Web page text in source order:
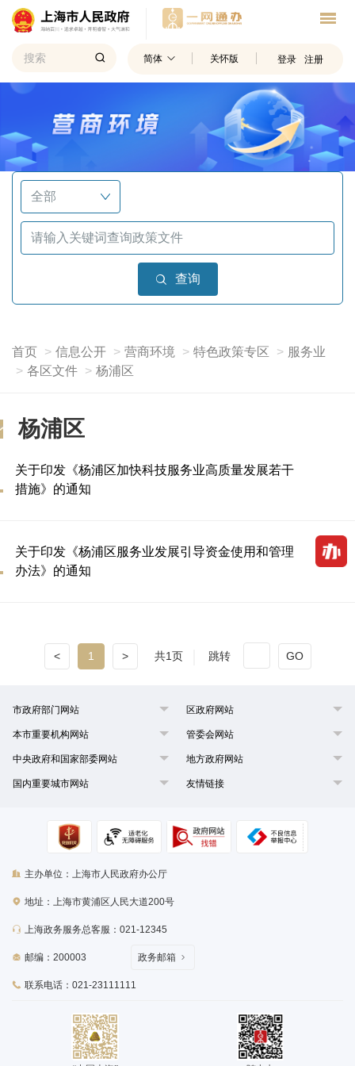
简体 关怀版 登录 注册
查询
首页 信息公开 营商环境 特色政策专区
服务业
各区文件
杨浦区
杨浦区
关于印发《杨浦区加快科技服务业高质量发展若干
措施》的通知
关于印发《杨浦区服务业发展引导资金使用和管理
办法》的通知
< 1 > 共1页 跳转 GO
市政府部门网站 区政府网站
本市重要机构网站 管委会网站
中央政府和国家部委网站 地方政府网站
国内重要城市网站 友情链接
主办单位：上海市人民政府办公厅
地址：上海市黄浦区人民大道200号
上海政务服务总客服：021-12345
邮编：200003
联系电话：021-23111111
政务邮箱